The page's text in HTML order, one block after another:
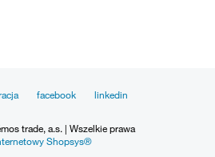
facebook
linkedin
trade, a.s. | Wszelkie prawa
Shopsys®